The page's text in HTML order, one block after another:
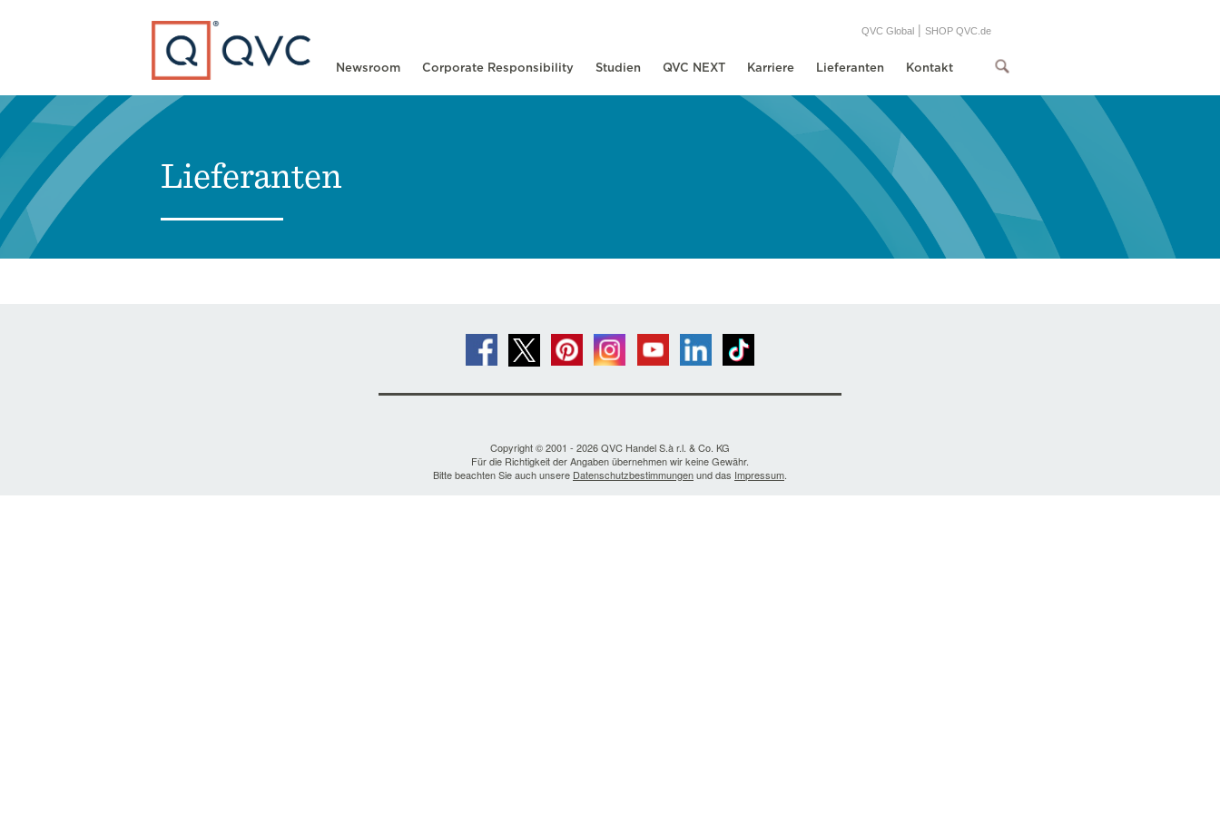
Newsroom Corporate Responsibility Studien QVC NEXT Karriere Lieferanten Kontakt
QVC Global | SHOP QVC.de
Type to search
Lieferanten
Copyright © 2001 - 2026 QVC Handel S.à r.l. & Co. KG
Für die Richtigkeit der Angaben übernehmen wir keine Gewähr.
Bitte beachten Sie auch unsere Datenschutzbestimmungenund das Impressum.